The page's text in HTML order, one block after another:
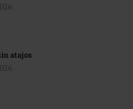
atajos